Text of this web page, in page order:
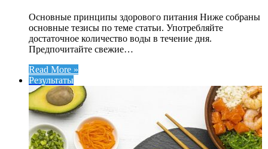
Основные принципы здорового питания Ниже собраны
основные тезисы по теме статьи. Употребляйте
достаточное количество воды в течение дня.
Предпочитайте свежие…
Read More »
Результаты